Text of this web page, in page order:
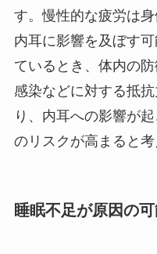
す。慢性的な疲労は身
内耳に影響を及ぼす
ているとき、体内の
感染などに対する抵
り、内耳への影響が
のリスクが高まると考
睡眠不足が原因の